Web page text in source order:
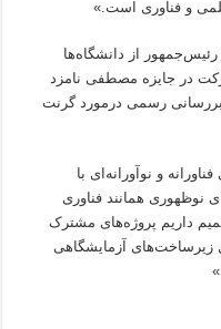
و فناوری است.»
از دانشگاه‌ها
در جایزه مصطفی نامزد
رسمی درمورد گرنت
و نوآورانه‌ای با
نوظهوری همانند فناوری
داریم پروژه‌های مشترک
زیرساخت‌های آزمایشگاهی